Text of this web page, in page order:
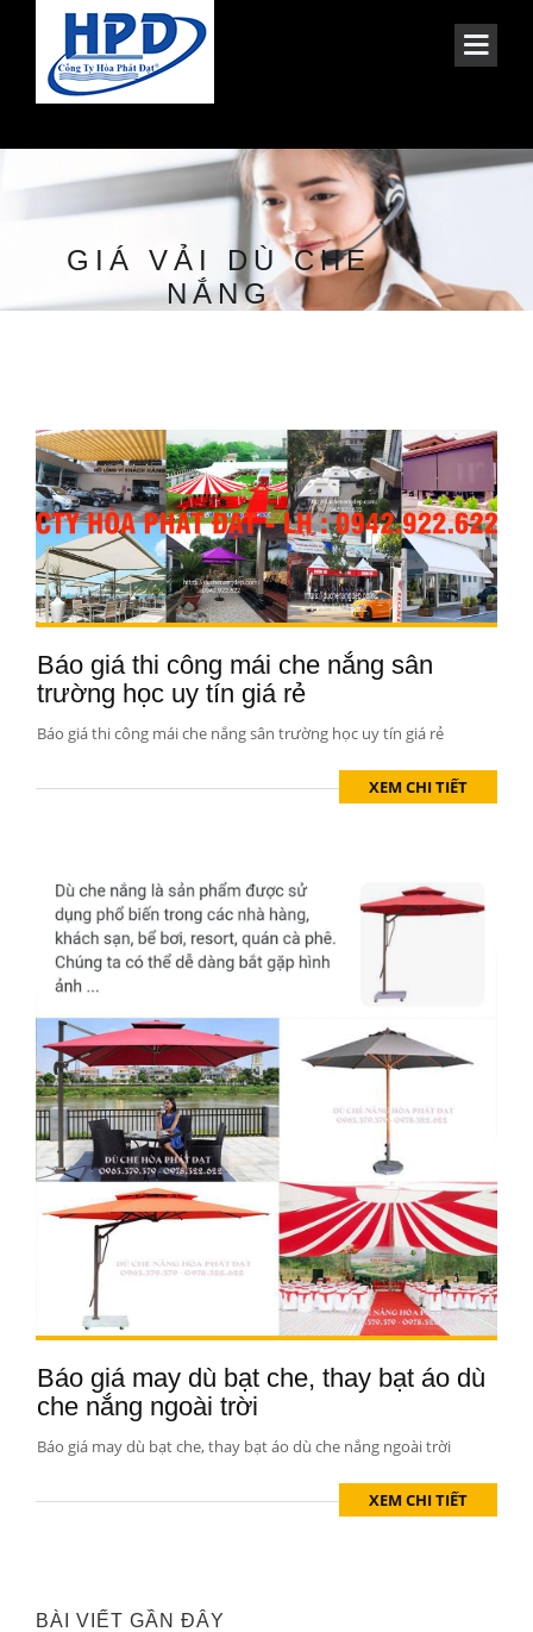
GIÁ VẢI DÙ CHE
NẮNG
Báo giá thi công mái che nắng sân
trường học uy tín giá rẻ
Báo giá thi công mái che nắng sân trường học uy tín giá rẻ
XEM CHI TIẾT
Báo giá may dù bạt che, thay bạt áo dù
che nắng ngoài trời
Báo giá may dù bạt che, thay bạt áo dù che nắng ngoài trời
XEM CHI TIẾT
BÀI VIẾT GẦN ĐÂY